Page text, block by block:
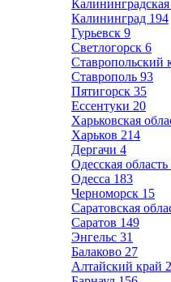
Калининградская
Калининград 194
Гурьевск 9
Светлогорск 6
Ставропольский
Ставрополь 93
Пятигорск 35
Ессентуки 20
Харьковская
Харьков 214
Дергачи 4
Одесская область
Одесса 183
Черноморск 15
Саратовская
Саратов 149
Энгельс 31
Балаково 27
Алтайский край